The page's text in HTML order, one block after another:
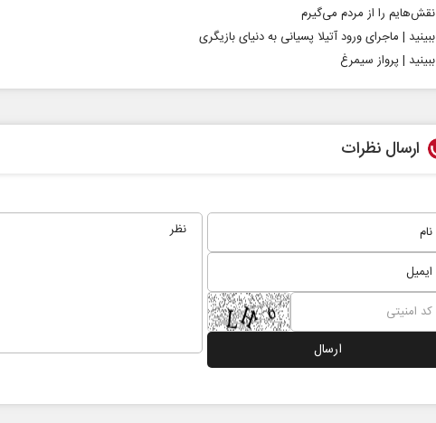
نقش‌هایم را از مردم می‌گیرم
ببینید | ماجرای ورود آتیلا پسیانی به دنیای بازیگری
ببینید | پرواز سیمرغ
ارسال نظرات